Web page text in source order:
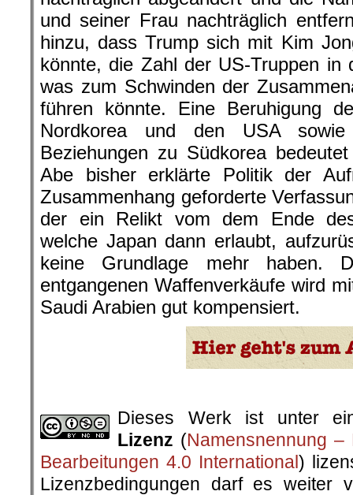
und seiner Frau nachträglich
hinzu, dass Trump sich mit Kim
könnte, die Zahl der US-Truppen in
was zum Schwinden der
führen könnte. Eine Beruhigung
Nordkorea und den USA
Beziehungen zu Südkorea
Abe bisher erklärte Politik der
Zusammenhang geforderte
der ein Relikt vom dem Ende
welche Japan dann erlaubt,
keine Grundlage mehr haben.
entgangenen Waffenverkäufe wird
Saudi Arabien gut kompensiert.
Dieses Werk ist unter
Lizenz (Namensnennung –
Bearbeitungen 4.0 International)
Lizenzbedingungen darf es weiter